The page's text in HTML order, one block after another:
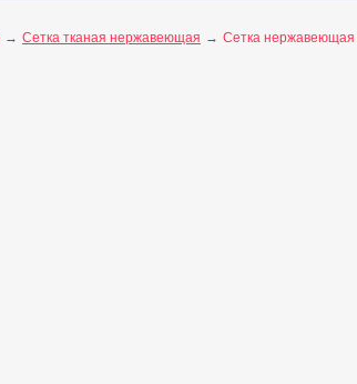
Сетка тканая нержавеющая Сетка нержавеющая